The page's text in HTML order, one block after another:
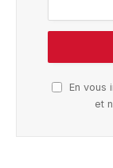
En vous
et